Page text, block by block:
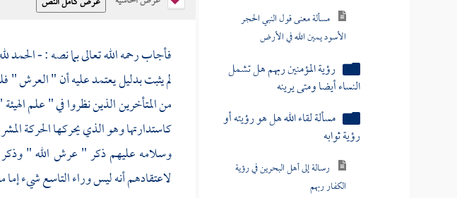
مسألة معنى قول النبي الحجر
الأسود يمين الله في الأرض
رؤية المؤمنين ربهم هل تشمل
النساء أيضا ومتى يرينه
مسألة لقاء الله هل هو رؤيته أو
رؤية ثوابه
رسالة إلى أهل البحرين في رؤية
الكفار ربهم
فأجاب رحمه الله تعالى بما نصه : -
لم يثبت بدليل يعتمد عليه أن " العرش "
من المتأخرين الذين نظروا في " علم
كاستدارتها وهو الذي يحركها الحركة
وسلامه عليهم ذكر " عرش الله "
لاعتقادهم أنه ليس وراء التاسع شيء إما